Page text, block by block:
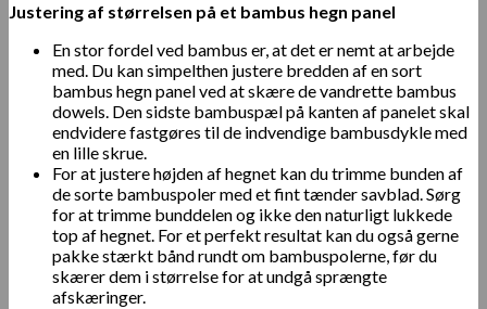
Justering af størrelsen på et bambus hegn panel
En stor fordel ved bambus er, at det er nemt at arbejde
med. Du kan simpelthen justere bredden af en sort
bambus hegn panel ved at skære de vandrette bambus
dowels. Den sidste bambuspæl på kanten af panelet skal
endvidere fastgøres til de indvendige bambusdykle med
en lille skrue.
For at justere højden af hegnet kan du trimme bunden af
de sorte bambuspoler med et fint tænder savblad. Sørg
for at trimme bunddelen og ikke den naturligt lukkede
top af hegnet. For et perfekt resultat kan du også gerne
pakke stærkt bånd rundt om bambuspolerne, før du
skærer dem i størrelse for at undgå sprængte
afskæringer.